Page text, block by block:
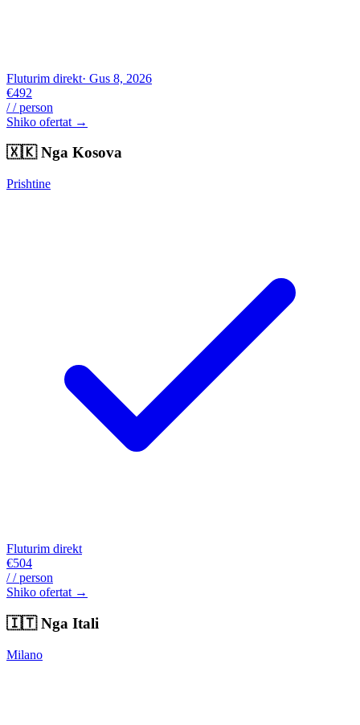
Fluturim direkt· Gus 8, 2026
€492
/ / person
Shiko ofertat →
🇽🇰Nga Kosova
Prishtine
Fluturim direkt
€504
/ / person
Shiko ofertat →
🇮🇹Nga Itali
Milano